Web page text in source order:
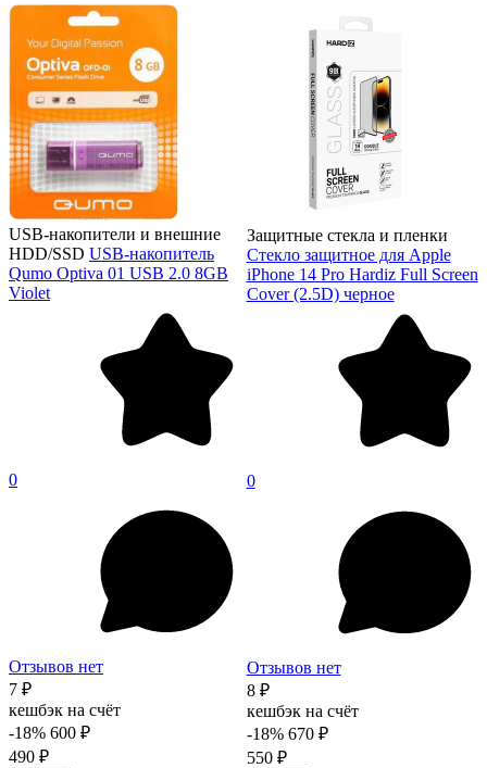
USB-накопители и внешние
HDD/SSD USB-накопитель
Qumo Optiva 01 USB 2.0 8GB
Violet
0
Отзывов нет
7 ₽
кешбэк на счёт
-18% 600 ₽
490 ₽
Защитные стекла и пленки
Стекло защитное для Apple
iPhone 14 Pro Hardiz Full Screen
Cover (2.5D) черное
0
Отзывов нет
8 ₽
кешбэк на счёт
-18% 670 ₽
550 ₽